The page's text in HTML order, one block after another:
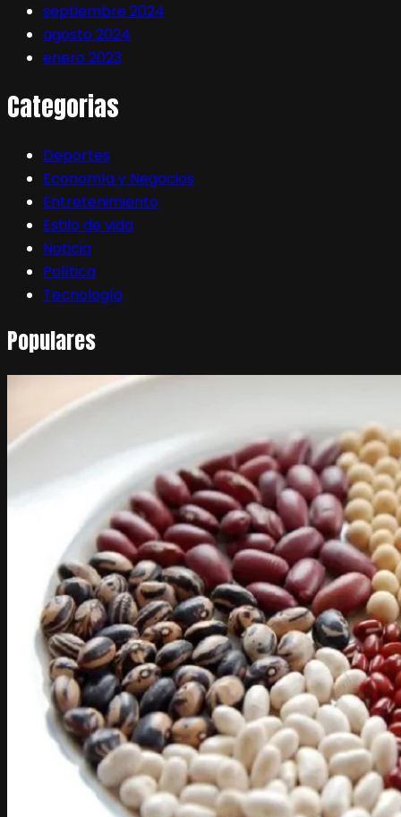
septiembre 2024
agosto 2024
enero 2023
Categorias
Deportes
Economía y Negocios
Entretenimiento
Estilo de vida
Noticia
Política
Tecnología
Populares